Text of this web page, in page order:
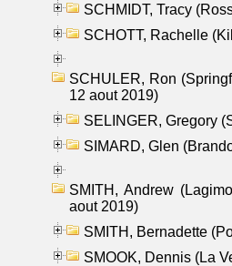
SCHMIDT, Tracy
SCHOTT, Rachelle
SCHULER, Ron
12 aout 2019)
SELINGER, Gregory
SIMARD, Glen
SMITH, Andrew
aout 2019)
SMITH, Bernadette
SMOOK, Dennis (La